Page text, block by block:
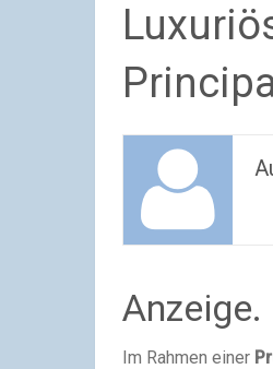
Anzeige.
Im Rahmen einer